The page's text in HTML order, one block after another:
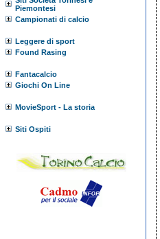
Piemontesi
Campionati di calcio
Leggere di sport
Found Rasing
Fantacalcio
Giochi On Line
MovieSport - La storia
Siti Ospiti